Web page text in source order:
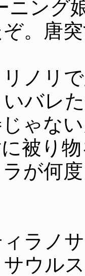
ニング
。唐
ノリ
バレ
ゃな
被り
が何
ラノ
ウル